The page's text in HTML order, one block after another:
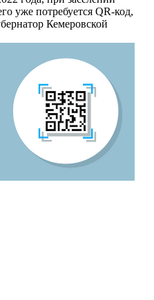
уже потребуется QR-код,
Кемеровской